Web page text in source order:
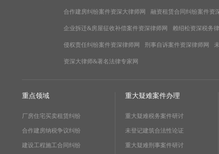
合作建房纠纷案件资深大律师网 融资租赁合同纠纷案件资
企业拆迁&房屋征收补偿案件资深律师网 赖绍松资深税务
侵权责任纠纷案件资深律师网 刑事自诉案件资深律师网
资深大律师&著名法律专家网
重点领域
厂房住宅买卖租赁纠纷
合作建房纳税争议纠纷
建设工程施工合同纠纷
重大疑难案件办理
重大疑难税务案件研讨
未登记建筑合法性论证
重大疑难刑事案件研讨